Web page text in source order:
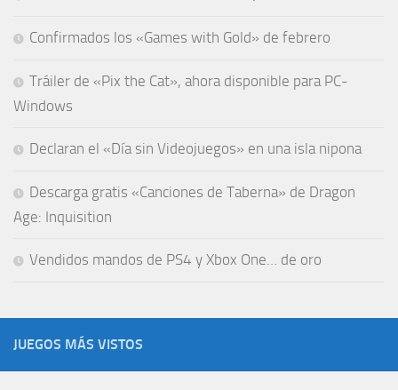
Confirmados los «Games with Gold» de febrero
Tráiler de «Pix the Cat», ahora disponible para PC-
Windows
Declaran el «Día sin Videojuegos» en una isla nipona
Descarga gratis «Canciones de Taberna» de Dragon
Age: Inquisition
Vendidos mandos de PS4 y Xbox One… de oro
JUEGOS MÁS VISTOS